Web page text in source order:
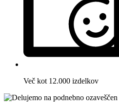
Več kot 12.000 izdelkov